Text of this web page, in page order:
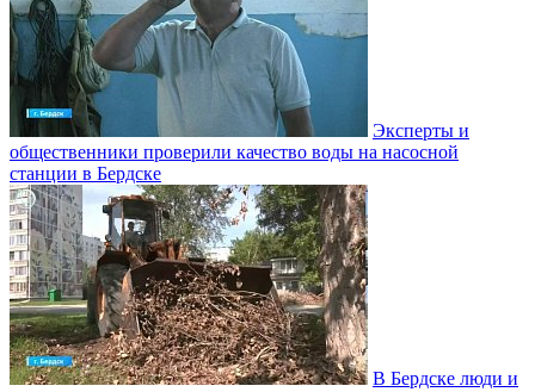
Эксперты и
общественники проверили качество воды на насосной
станции в Бердске
В Бердске люди и